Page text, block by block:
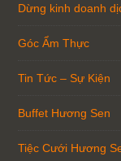
Dừng kinh doanh
Góc Ẩm Thực
Tin Tức – Sự Kiện
Buffet Hương Sen
Tiệc Cưới Hương